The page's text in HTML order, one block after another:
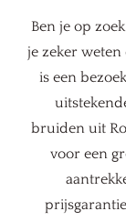
Ben je op
je zeker
is een
bruiden uit
voor een